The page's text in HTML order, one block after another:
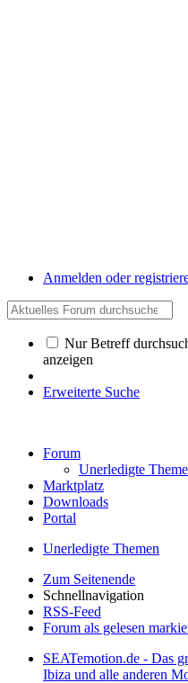
Anmelden oder
Nur Betreff
anzeigen
Erweiterte Suche
Forum
Unerledigte
Marktplatz
Downloads
Portal
Unerledigte Themen
Zum Seitenende
Schnellnavigation
RSS-Feed
Forum als gelesen
SEATemotion.de - Das
Ibiza und alle anderen